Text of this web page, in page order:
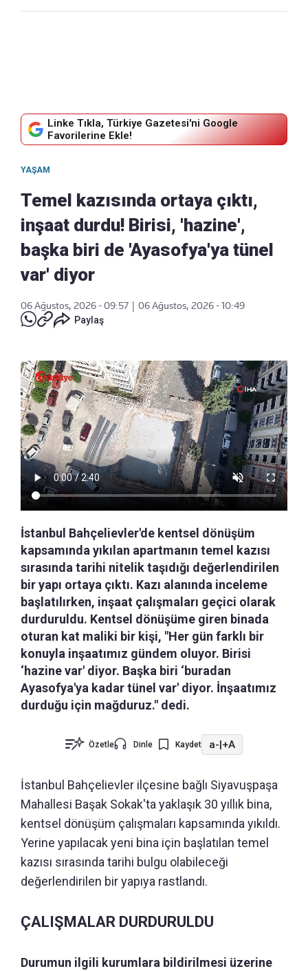
Linke Tıkla, Türkiye Gazetesi'ni Google
Favorilerine Ekle!
YAŞAM
Temel kazısında ortaya çıktı,
inşaat durdu! Birisi, 'hazine',
başka biri de 'Ayasofya'ya tünel
var' diyor
06 Ağustos, 2026 - 09:57
06 Ağustos, 2026 - 10:49
Paylaş
İstanbul Bahçelievler'de kentsel dönüşüm
kapsamında yıkılan apartmanın temel kazısı
sırasında tarihi nitelik taşıdığı değerlendirilen
bir yapı ortaya çıktı. Kazı alanında inceleme
başlatılırken, inşaat çalışmaları geçici olarak
durduruldu. Kentsel dönüşüme giren binada
oturan kat maliki bir kişi, "Her gün farklı bir
konuyla inşaatımız gündem oluyor. Birisi
‘hazine var' diyor. Başka biri ‘buradan
Ayasofya'ya kadar tünel var' diyor. İnşaatımız
durduğu için mağduruz." dedi.
Özetle Dinle Kaydet a-|+A
İstanbul Bahçelievler ilçesine bağlı Siyavuşpaşa
Mahallesi Başak Sokak'ta yaklaşık 30 yıllık bina,
kentsel dönüşüm çalışmaları kapsamında yıkıldı.
Yerine yapılacak yeni bina için başlatılan temel
kazısı sırasında tarihi bulgu olabileceği
değerlendirilen bir yapıya rastlandı.
ÇALIŞMALAR DURDURULDU
Durumun ilgili kurumlara bildirilmesi üzerine